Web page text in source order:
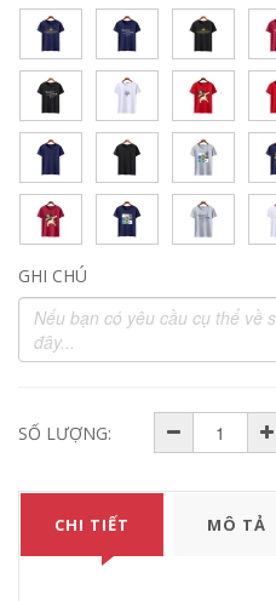
GHI CHÚ
SỐ LƯỢNG:
CHI TIẾT MÔ TẢ